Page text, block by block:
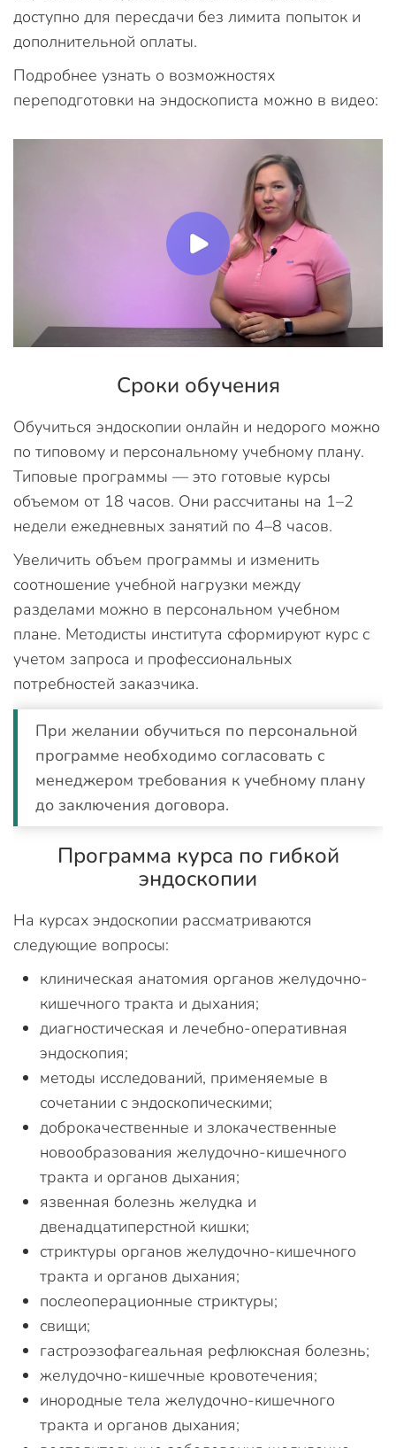
доступно для пересдачи без лимита попыток и
дополнительной оплаты.
Подробнее узнать о возможностях
переподготовки на эндоскописта можно в видео:
Сроки обучения
Обучиться эндоскопии онлайн и недорого можно
по типовому и персональному учебному плану.
Типовые программы — это готовые курсы
объемом от 18 часов. Они рассчитаны на 1–2
недели ежедневных занятий по 4–8 часов.
Увеличить объем программы и изменить
соотношение учебной нагрузки между
разделами можно в персональном учебном
плане. Методисты института сформируют курс с
учетом запроса и профессиональных
потребностей заказчика.
При желании обучиться по персональной
программе необходимо согласовать с
менеджером требования к учебному плану
до заключения договора.
Программа курса по гибкой
эндоскопии
На курсах эндоскопии рассматриваются
следующие вопросы:
клиническая анатомия органов желудочно-
кишечного тракта и дыхания;
диагностическая и лечебно-оперативная
эндоскопия;
методы исследований, применяемые в
сочетании с эндоскопическими;
доброкачественные и злокачественные
новообразования желудочно-кишечного
тракта и органов дыхания;
язвенная болезнь желудка и
двенадцатиперстной кишки;
стриктуры органов желудочно-кишечного
тракта и органов дыхания;
послеоперационные стриктуры;
свищи;
гастроэзофагеальная рефлюксная болезнь;
желудочно-кишечные кровотечения;
инородные тела желудочно-кишечного
тракта и органов дыхания;